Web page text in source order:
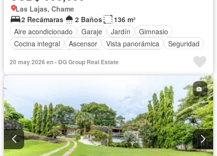
Las Lajas, Chame
2 Recámaras
2 Baños
136 m²
Aire acondicionado
Garaje Jardín
Gimnasio
Cocina integral
Ascensor Vista panorámica
Seguridad
20 may 2026 en - DG Group Real Estate